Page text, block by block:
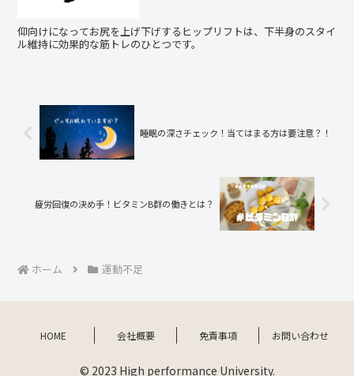
仰向けになってお尻を上げ下げするヒップリフトは、下半身のスタイ
ル維持に効果的な筋トレのひとつです。
睡眠の深さチェック！当てはまる方は要注意？！
疲労回復の決め手！ビタミンB群の働きとは？
ホーム 運動不足
HOME 会社概要 免責事項 お問い合わせ
© 2023 High performance University.